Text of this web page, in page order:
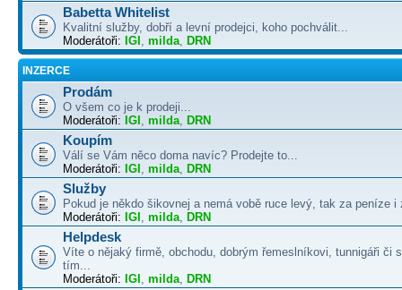
Babetta Whitelist
Kvalitní služby, dobří a levní prodejci, koho pochválit...
Moderátoři: IGI , milda, DRN
INZERCE
Prodám
O všem co je k prodeji...
Moderátoři: IGI , milda, DRN
Koupím
Válí se Vám něco doma navíc? Prodejte to...
Moderátoři: IGI , milda, DRN
Služby
Pokud je někdo šikovnej a nemá vobě ruce levý, tak za peníze i
Moderátoři: IGI , milda, DRN
Helpdesk
Víte o nějaký firmě, obchodu, dobrým řemeslníkovi, tunnigáři či
tím...
Moderátoři: IGI , milda, DRN